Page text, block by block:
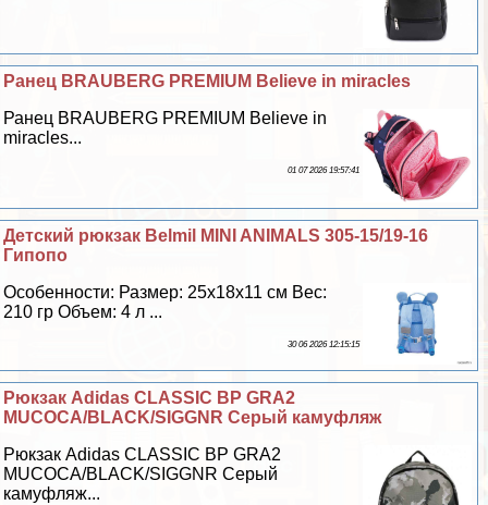
Ранец BRAUBERG PREMIUM Believe in miracles
Ранец BRAUBERG PREMIUM Believe in
miracles...
01 07 2026 19:57:41
Детский рюкзак Belmil MINI ANIMALS 305-15/19-16
Гипопо
Особенности: Размер: 25х18х11 см Вес:
210 гр Объем: 4 л ...
30 06 2026 12:15:15
Рюкзак Adidas CLASSIC BP GRA2
MUCOCA/BLACK/SIGGNR Серый камуфляж
Рюкзак Adidas CLASSIC BP GRA2
MUCOCA/BLACK/SIGGNR Серый
камуфляж...